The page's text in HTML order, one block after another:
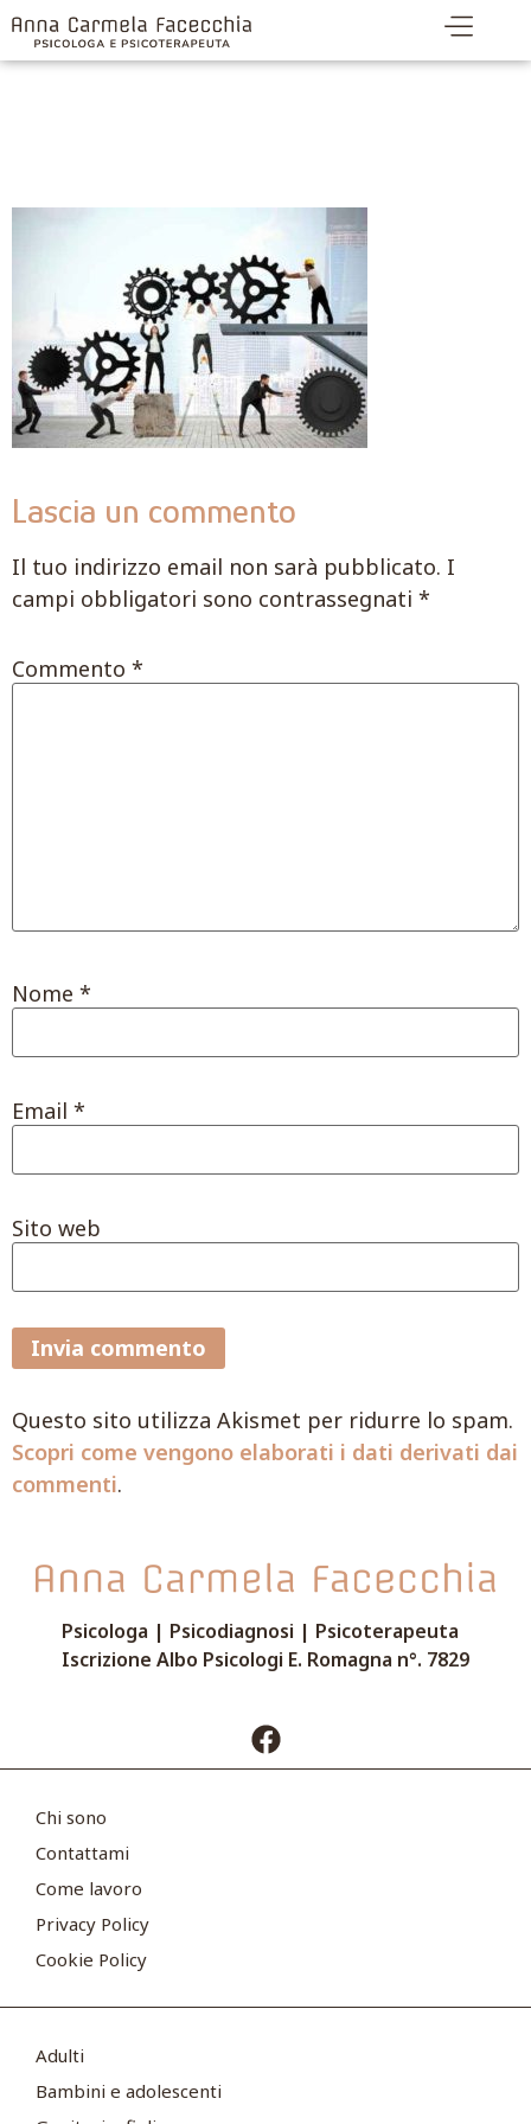
Lascia un commento
Il tuo indirizzo email non sarà pubblicato. I
campi obbligatori sono contrassegnati *
Commento *
Nome *
Email *
Sito web
Questo sito utilizza Akismet per ridurre lo spam.
Scopri come vengono elaborati i dati derivati dai
commenti.
Psicologa | Psicodiagnosi | Psicoterapeuta
Iscrizione Albo Psicologi E. Romagna n°. 7829
Chi sono
Contattami
Come lavoro
Privacy Policy
Cookie Policy
Adulti
Bambini e adolescenti